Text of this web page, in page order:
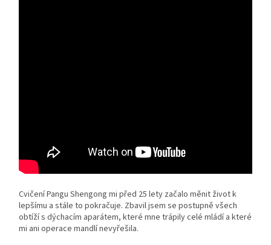
Cvičení Pangu Shengong mi před 25 lety začalo měnit život k
lepšímu a stále to pokračuje. Zbavil jsem se postupně všech
obtíží s dýchacím aparátem, které mne trápily celé mládí a které
mi ani operace mandlí nevyřešila.